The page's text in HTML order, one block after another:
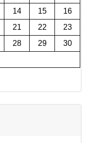
14 15
16
21 22
23
28 29
30